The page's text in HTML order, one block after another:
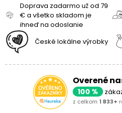
Doprava zadarmo už od 79
€ a všetko skladom je
ihneď na odoslanie
České lokálne výrobky
Overené
100 %
z celkom 1 833+